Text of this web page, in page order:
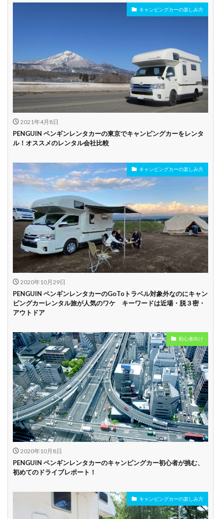
駅配車あり 多言語対応 年末年始営業
配車サービスあり
マイカー預かりあ
り
カード支払い可
ビジネス利用 カップル向き ファミリー向き
貸し出しオプショ
ン充実
新車多数あり
試乗プラン有り
キャンペーン開催
中
長期割引
学割 早割
キャンピングカーの楽しみ方
2021年4月8日
PENGUIN ペンギンレンタカーの東京でキャンピングカーをレンタ
ル！オススメのレンタル会社比較
キャンピングカーの楽しみ方
2020年10月29日
PENGUIN ペンギンレンタカーのGoToトラベル対象外なのにキャン
ピングカーレンタル旅が人気のワケ キーワードは近場・脱３密・
アウトドア
初心者向け
2020年10月8日
PENGUIN ペンギンレンタカーのキャンピングカー初心者が挑む、
初めてのドライブレポート！
キャンピングカーの楽しみ方